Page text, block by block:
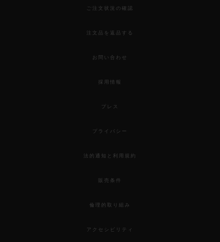
ご注文状況の確認
注文品を返品する
お問い合わせ
採用情報
プレス
プライバシー
法的通知と利用規約
販売条件
倫理的取り組み
アクセシビリティ